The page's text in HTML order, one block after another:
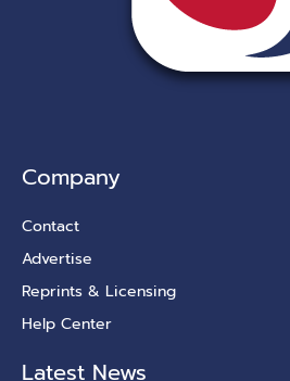
Company
Contact
Advertise
Reprints & Licensing
Help Center
Latest News